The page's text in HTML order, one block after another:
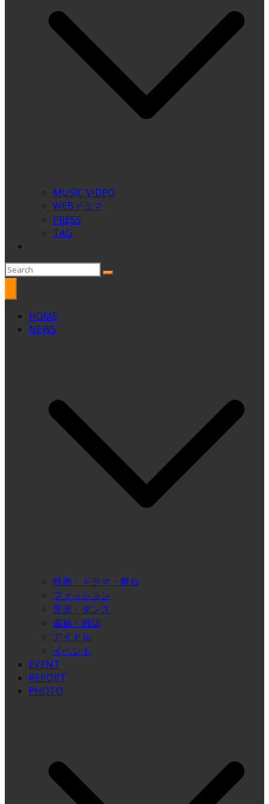
MUSIC VIDEO
WEBドラマ
PRESS
TAG
HOME
NEWS
映画・ドラマ・舞台
ファッション
音楽・ダンス
書籍・雑誌
アイドル
イベント
EVENT
REPORT
PHOTO